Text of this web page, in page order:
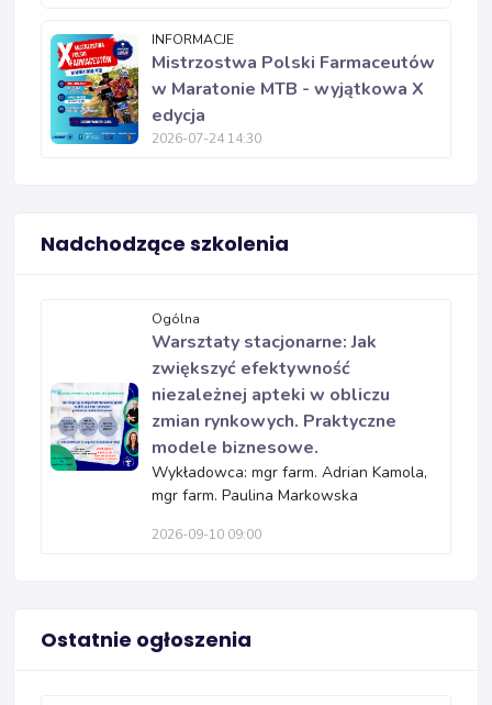
INFORMACJE
Mistrzostwa Polski Farmaceutów
w Maratonie MTB - wyjątkowa X
edycja
2026-07-24 14:30
Nadchodzące szkolenia
Ogólna
Warsztaty stacjonarne: Jak
zwiększyć efektywność
niezależnej apteki w obliczu
zmian rynkowych. Praktyczne
modele biznesowe.
Wykładowca: mgr farm. Adrian Kamola,
mgr farm. Paulina Markowska
2026-09-10 09:00
Ostatnie ogłoszenia